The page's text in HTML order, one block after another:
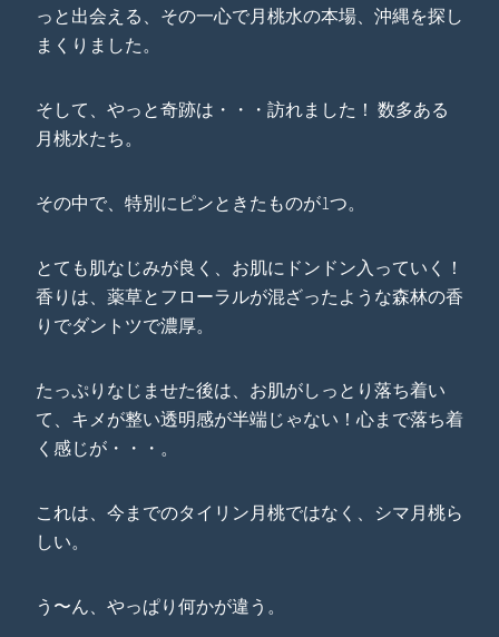
っと出会える、その一心で月桃水の本場、沖縄を探し
まくりました。
そして、やっと奇跡は・・・訪れました！ 数多ある
月桃水たち。
その中で、特別にピンときたものが1つ。
とても肌なじみが良く、お肌にドンドン入っていく！
香りは、薬草とフローラルが混ざったような森林の香
りでダントツで濃厚。
たっぷりなじませた後は、お肌がしっとり落ち着い
て、キメが整い透明感が半端じゃない！心まで落ち着
く感じが・・・。
これは、今までのタイリン月桃ではなく、シマ月桃ら
しい。
う〜ん、やっぱり何かが違う。